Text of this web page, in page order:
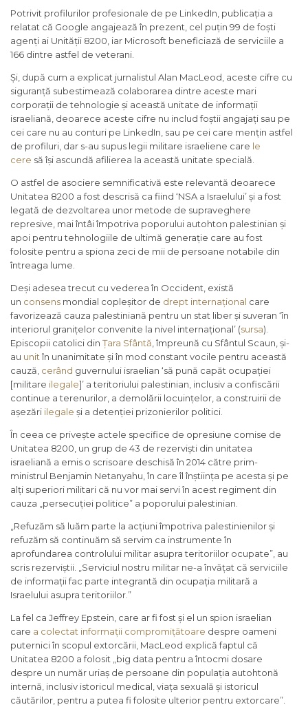
Potrivit profilurilor profesionale de pe LinkedIn, publicația a
relatat că Google angajează în prezent, cel puțin 99 de foști
agenți ai Unității 8200, iar Microsoft beneficiază de serviciile a
166 dintre astfel de veterani.
Și, după cum a explicat jurnalistul Alan MacLeod, aceste cifre cu
siguranță subestimează colaborarea dintre aceste mari
corporații de tehnologie și această unitate de informații
israeliană, deoarece aceste cifre nu includ foștii angajați sau pe
cei care nu au conturi pe LinkedIn, sau pe cei care mențin astfel
de profiluri, dar s-au supus legii militare israeliene care le
cere să își ascundă afilierea la această unitate specială.
O astfel de asociere semnificativă este relevantă deoarece
Unitatea 8200 a fost descrisă ca fiind ‘NSA a Israelului’ și a fost
legată de dezvoltarea unor metode de supraveghere
represive, mai întâi împotriva poporului autohton palestinian și
apoi pentru tehnologiile de ultimă generație care au fost
folosite pentru a spiona zeci de mii de persoane notabile din
întreaga lume.
Deși adesea trecut cu vederea în Occident, există
un consens mondial copleșitor de drept internațional care
favorizează cauza palestiniană pentru un stat liber și suveran ‘în
interiorul granițelor convenite la nivel internațional’ (sursa).
Episcopii catolici din Țara Sfântă, împreună cu Sfântul Scaun, și-
au unitîn unanimitate și în mod constant vocile pentru această
cauză, cerând guvernului israelian ‘să pună capăt ocupației
[militare ilegale]’ a teritoriului palestinian, inclusiv a confiscării
continue a terenurilor, a demolării locuințelor, a construirii de
așezări ilegale și a detenției prizonierilor politici.
În ceea ce privește actele specifice de opresiune comise de
Unitatea 8200, un grup de 43 de rezerviști din unitatea
israeliană a emis o scrisoare deschisă în 2014 către prim-
ministrul Benjamin Netanyahu, în care îl înștiința pe acesta și pe
alți superiori militari că nu vor mai servi în acest regiment din
cauza „persecuției politice” a poporului palestinian.
„Refuzăm să luăm parte la acțiuni împotriva palestinienilor și
refuzăm să continuăm să servim ca instrumente în
aprofundarea controlului militar asupra teritoriilor ocupate”, au
scris rezerviștii. „Serviciul nostru militar ne-a învățat că serviciile
de informații fac parte integrantă din ocupația militară a
Israelului asupra teritoriilor.”
La fel ca Jeffrey Epstein, care ar fi fost și el un spion israelian
care a colectat informații compromițătoare despre oameni
puternici în scopul extorcării, MacLeod explică faptul că
Unitatea 8200 a folosit „big data pentru a întocmi dosare
despre un număr uriaș de persoane din populația autohtonă
internă, inclusiv istoricul medical, viața sexuală și istoricul
căutărilor, pentru a putea fi folosite ulterior pentru extorcare”.